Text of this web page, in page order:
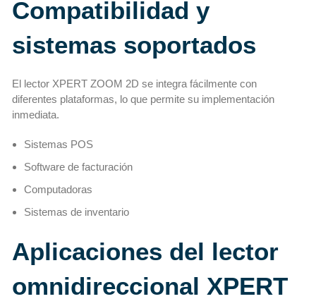
Compatibilidad y
sistemas soportados
El lector XPERT ZOOM 2D se integra fácilmente con
diferentes plataformas, lo que permite su implementación
inmediata.
Sistemas POS
Software de facturación
Computadoras
Sistemas de inventario
Aplicaciones del lector
omnidireccional XPERT